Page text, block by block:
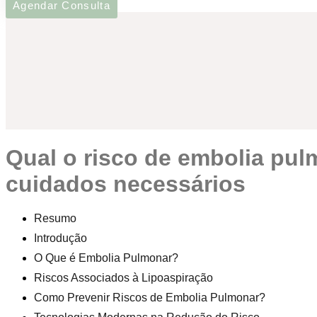
Agendar Consulta
qual o risco de embolia pulmonar em lipoaspiração? entenda as precauções e
cuidados necessários
Resumo
Introdução
O Que é Embolia Pulmonar?
Riscos Associados à Lipoaspiração
Como Prevenir Riscos de Embolia Pulmonar?